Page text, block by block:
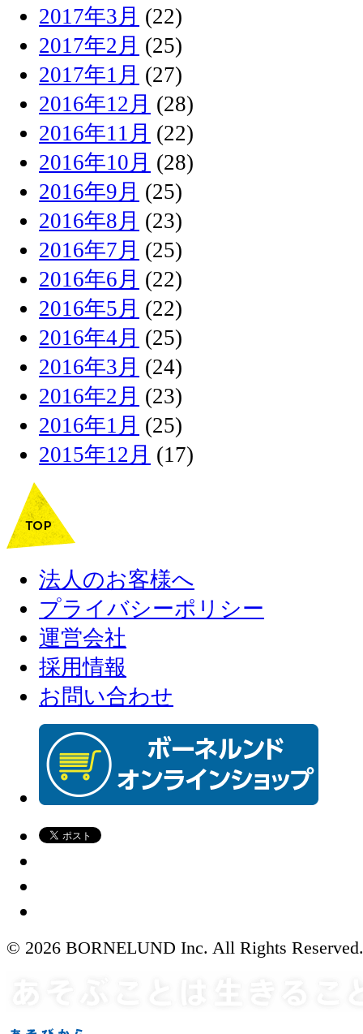
2017年3月 (22)
2017年2月 (25)
2017年1月 (27)
2016年12月 (28)
2016年11月 (22)
2016年10月 (28)
2016年9月 (25)
2016年8月 (23)
2016年7月 (25)
2016年6月 (22)
2016年5月 (22)
2016年4月 (25)
2016年3月 (24)
2016年2月 (23)
2016年1月 (25)
2015年12月 (17)
法人のお客様へ
プライバシーポリシー
運営会社
採用情報
お問い合わせ
© 2026 BORNELUND Inc. All Rights Reserved.